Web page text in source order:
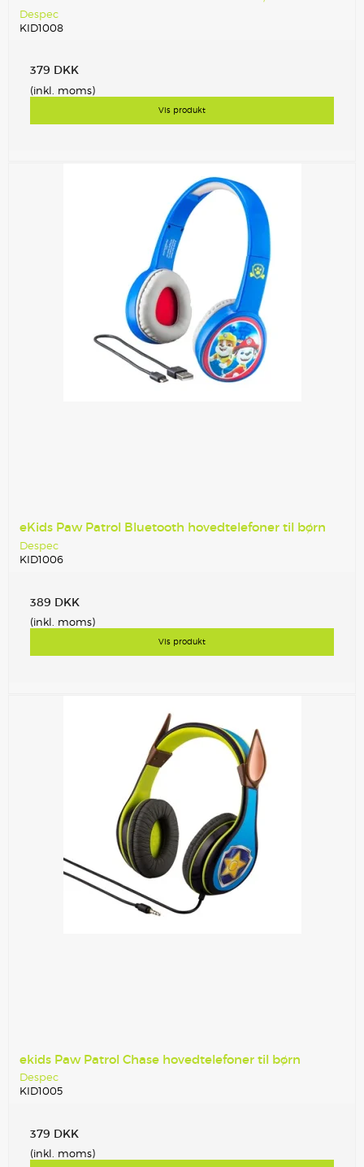
Despec
KID1008
379 DKK
(inkl. moms)
Vis produkt
eKids Paw Patrol Bluetooth hovedtelefoner til børn
Despec
KID1006
389 DKK
(inkl. moms)
Vis produkt
ekids Paw Patrol Chase hovedtelefoner til børn
Despec
KID1005
379 DKK
(inkl. moms)